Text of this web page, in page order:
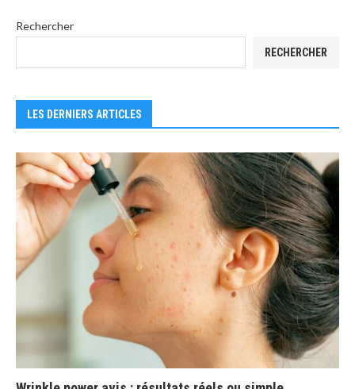
Rechercher
RECHERCHER
LES DERNIERS ARTICLES